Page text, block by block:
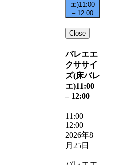
エ)11:00
– 12:00
Close
バレエエ
クササイ
ズ(床バレ
エ)11:00
– 12:00
11:00 –
12:00
2026年8
月25日